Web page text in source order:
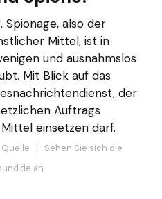
Spionage, also der
Mittel, ist in
und ausnahmslos
Mit Blick auf das
der
Auftrags
einsetzen darf.
| Sehen Sie sich die
an